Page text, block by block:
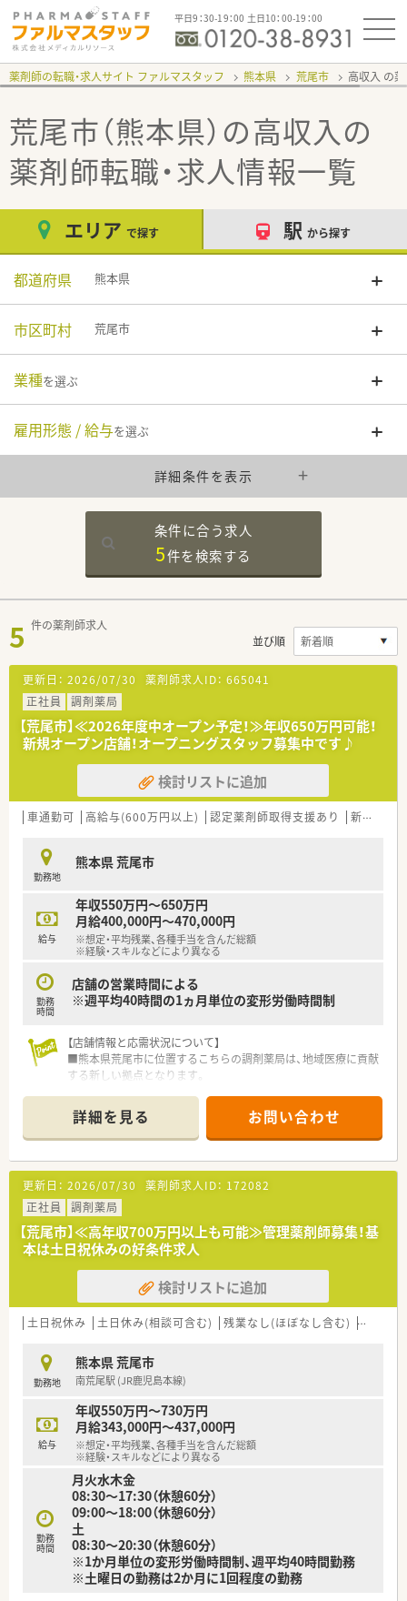
平日9：30-19：00 土日10：00-19：00
薬剤師の転職・求人サイト ファルマスタッフ 熊本県 荒尾市 高収入
荒尾市（熊本県）の高収入の
薬剤師転職・求人情報一覧
エリア で探す 駅 から探す
都道府県 熊本県
市区町村 荒尾市
業種を選ぶ
雇用形態 / 給与を選ぶ
詳細条件を表示
条件に合う求人
5件を検索する
5 件の薬剤師求人
並び順
更新日： 2026/07/30 薬剤師求人ID： 665041
正社員
調剤薬局
【荒尾市】≪2026年度中オープン予定！≫年収650万円可能！
新規オープン店舗！オープニングスタッフ募集中です♪
検討リストに追加
車通勤可 高給与(600万円以上) 認定薬剤師取得支援あり 新規オープン
勤務地
熊本県 荒尾市
給与
年収550万円～650万円
月給400,000円～470,000円
※想定・平均残業、各種手当を含んだ総額
※経験・スキルなどにより異なる
勤務
時間
店舗の営業時間による
※週平均40時間の1ヵ月単位の変形労働時間制
【店舗情報と応需状況について】
■熊本県荒尾市に位置するこちらの調剤薬局は、地域医療に貢献
する新しい拠点となります。
細情報は確認中です。
■新規オープン店舗のため、立ち上げから店舗運営に携われる貴
重な機会が得られます。
【募集背景と求める人物像について】
■今回は2026年度内の新規オープンに向け、管理薬剤師を募集
しています。
■新しい店舗を共に作り上げていきたいという意欲とリーダー
シップをお持ちの方を求めています。
■地域医療に貢献し、患者様からの信頼を築けるような薬剤師を
歓迎いたします。
【求人情報について】
■ご経験に応じて年収650万円も可能であり、これまでの実績が
■賞与は年2回合計3.0ヶ月分が支給され、日頃の努力が還元され
る環境です。
■昇給は年1回あり、長期的なキャリア形成を見据えた働き方が
できます。
【勤務実態について】
■年間休日120日以上が確保されており、プライベートも充実さ
■希望休はほぼ100%取得可能であり、柔軟な働き方が実現でき
ます。
■有給休暇も取得しやすい環境が整っており、ワークライフバラ
ンスを重視できます。
【想定される業務内容】
■管理薬剤師として、服薬指導や監査、調剤業務全般を担当して
詳細を見る お問い合わせ
更新日： 2026/07/30 薬剤師求人ID： 172082
正社員
調剤薬局
【荒尾市】≪高年収700万円以上も可能≫管理薬剤師募集！基
本は土日祝休みの好条件求人
検討リストに追加
土日祝休み 土日休み(相談可含む) 残業なし(ほぼなし含む) 転勤な
勤務地
熊本県 荒尾市
南荒尾駅 (JR鹿児島本線)
給与
年収550万円～730万円
月給343,000円～437,000円
※想定・平均残業、各種手当を含んだ総額
※経験・スキルなどにより異なる
勤務
時間
月火水木金
08:30～17:30（休憩60分）
09:00～18:00（休憩60分）
土
08:30～20:30（休憩60分）
※1か月単位の変形労働時間制、週平均40時間勤務
※土曜日の勤務は2か月に1回程度の勤務